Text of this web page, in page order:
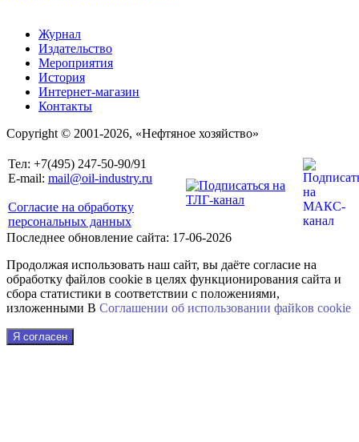
Журнал
Издательство
Мероприятия
История
Интернет-магазин
Контакты
Copyright © 2001-2026, «Нефтяное хозяйство»
Тел: +7(495) 247-50-90/91
E-mail: mail@oil-industry.ru
Согласие на обработку
персональных данных
Последнее обновление сайта: 17-06-2026
Продолжая использовать наш сайт, вы даёте согласие на
обработку файлов cookie в целях функционирования сайта и
сбора статистики в соответствии с положениями,
изложенными В Соглашении об использовании файkов cookie
Я согласен